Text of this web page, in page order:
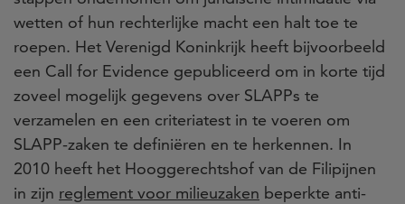
wetten of hun rechterlijke macht een halt toe te
roepen. Het Verenigd Koninkrijk heeft bijvoorbeeld
een Call for Evidence gepubliceerd om in korte tijd
zoveel mogelijk gegevens over SLAPPs te
verzamelen en een criteriatest in te voeren om
SLAPP-zaken te definiëren en te herkennen. In
2010 heeft het Hooggerechtshof van de Filipijnen
in zijn reglement voor milieuzaken beperkte anti-